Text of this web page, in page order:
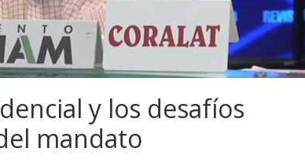
y los desafíos
mandato